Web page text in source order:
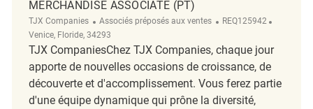
MERCHANDISE ASSOCIATE (PT)
TJX Companies Catégorie
Associés préposés aux ventes ReqId
REQ125942
Venice, Floride, 34293
TJX CompaniesChez TJX Companies, chaque jour
apporte de nouvelles occasions de croissance, de
découverte et d'accomplissement. Vous ferez partie
d'une équipe dynamique qui prône la diversité,